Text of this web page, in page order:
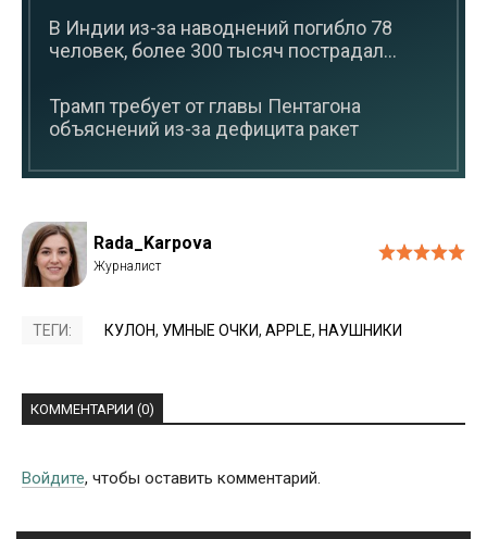
В Индии из-за наводнений погибло 78
человек, более 300 тысяч пострадал...
Трамп требует от главы Пентагона
объяснений из-за дефицита ракет
Rada_Karpova
ТЕГИ: КУЛОН, УМНЫЕ ОЧКИ, APPLE, НАУШНИКИ
КОММЕНТАРИИ (0)
Войдите, чтобы оставить комментарий.